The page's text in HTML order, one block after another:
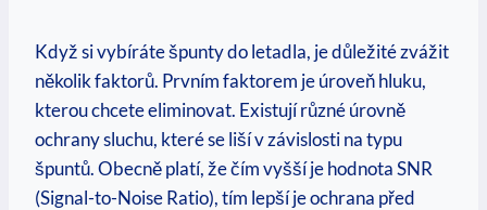
Když si vybíráte špunty do letadla, je důležité zvážit
několik faktorů. Prvním faktorem je úroveň hluku,
kterou chcete eliminovat. Existují různé úrovně
ochrany sluchu, které se liší v závislosti na typu
špuntů. Obecně platí, že čím vyšší je hodnota SNR
(Signal-to-Noise Ratio), tím lepší je ochrana před